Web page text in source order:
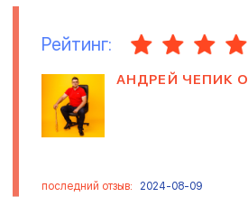
Рейтинг:
АНДРЕЙ ЧЕПИК
последний отзыв: 2024-08-09